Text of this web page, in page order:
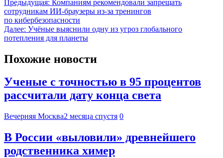
Предыдущая: Компаниям рекомендовали запрещать
сотрудникам ИИ-браузеры из-за тренингов
по кибербезопасности
Далее: Учёные выяснили одну из угроз глобального
потепления для планеты
Похожие новости
Ученые с точностью в 95 процентов
рассчитали дату конца света
Вечерняя Москва2 месяца спустя 0
В России «выловили» древнейшего
родственника химер